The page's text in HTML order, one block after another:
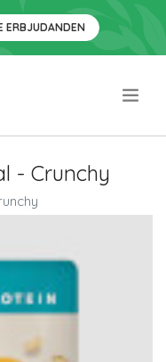
ERBJUDANDEN
- Crunchy